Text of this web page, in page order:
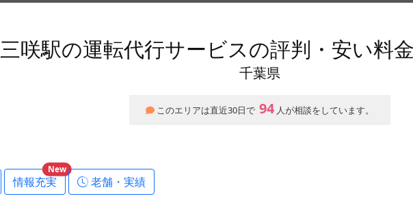
三咲駅の運転代行サービスの評判・安い料
千葉県
このエリアは直近30日で 94 人が相談をしています。
情報充実
New
老舗・実績